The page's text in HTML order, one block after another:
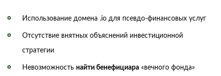
Использование домена .io для псевдо-финансовых услуг
Отсутствие внятных объяснений инвестиционной
стратегии
Невозможность найти бенефициара «вечного фонда»